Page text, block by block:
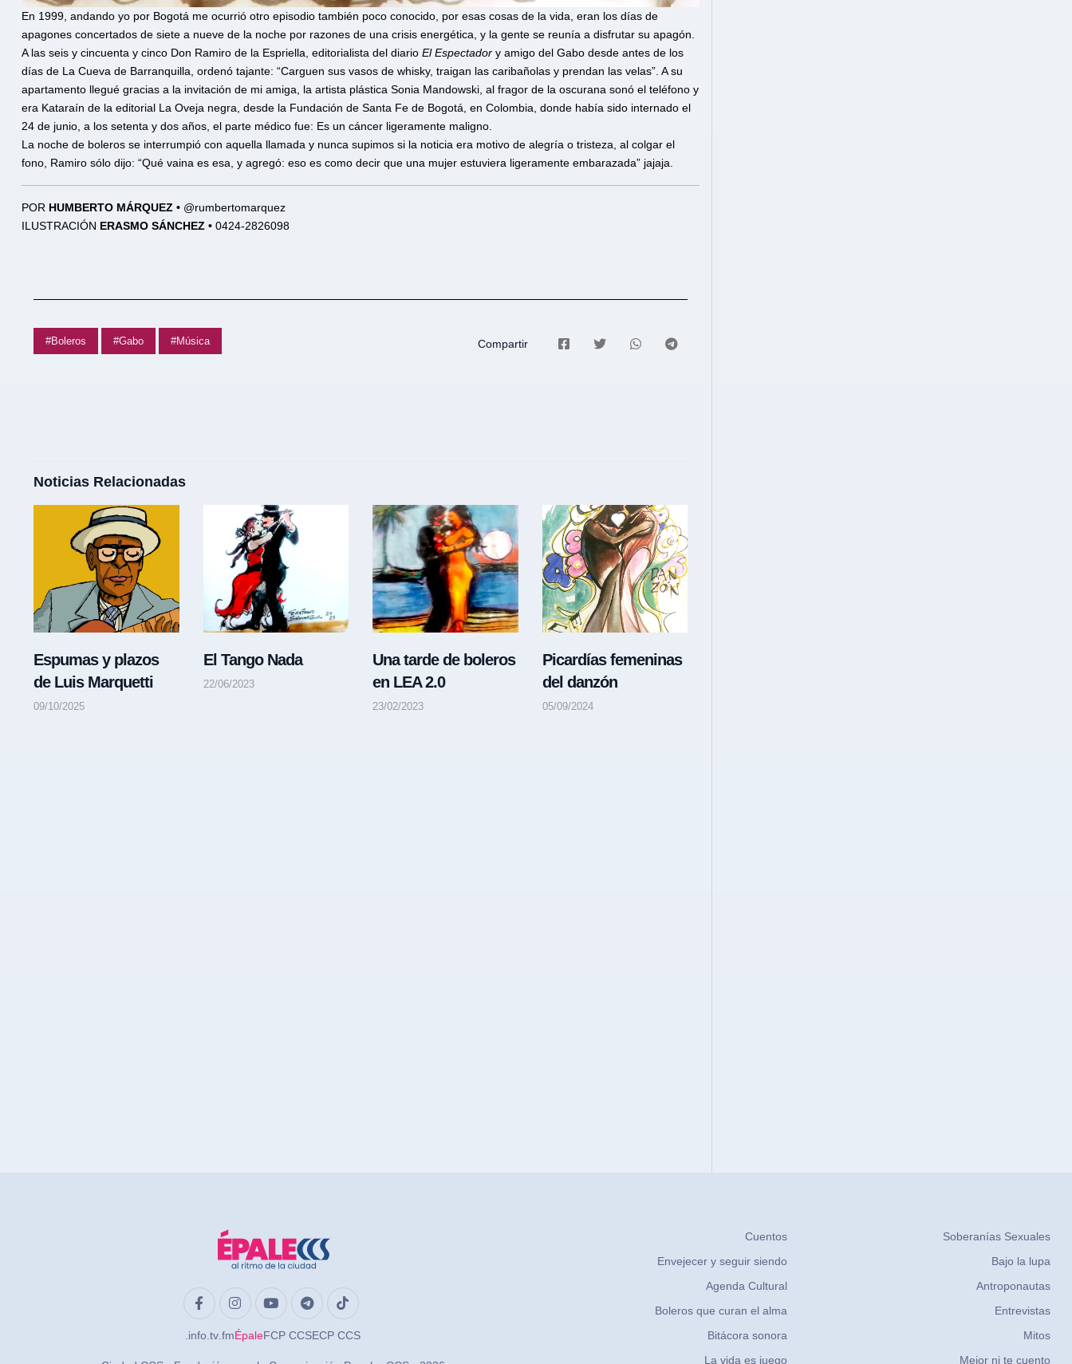
En 1999, andando yo por Bogotá me ocurrió otro episodio también poco conocido, por esas cosas de la vida, eran los días de
apagones concertados de siete a nueve de la noche por razones de una crisis energética, y la gente se reunía a disfrutar su apagón.
A las seis y cincuenta y cinco Don Ramiro de la Espriella, editorialista del diario El Espectador y amigo del Gabo desde antes de los
días de La Cueva de Barranquilla, ordenó tajante: “Carguen sus vasos de whisky, traigan las caribañolas y prendan las velas”. A su
apartamento llegué gracias a la invitación de mi amiga, la artista plástica Sonia Mandowski, al fragor de la oscurana sonó el teléfono y
era Kataraín de la editorial La Oveja negra, desde la Fundación de Santa Fe de Bogotá, en Colombia, donde había sido internado el
24 de junio, a los setenta y dos años, el parte médico fue: Es un cáncer ligeramente maligno.
La noche de boleros se interrumpió con aquella llamada y nunca supimos si la noticia era motivo de alegría o tristeza, al colgar el
fono, Ramiro sólo dijo: “Qué vaina es esa, y agregó: eso es como decir que una mujer estuviera ligeramente embarazada” jajaja.
POR HUMBERTO MÁRQUEZ • @rumbertomarquez
ILUSTRACIÓN ERASMO SÁNCHEZ • 0424-2826098
#Boleros #Gabo #Música Compartir
Noticias Relacionadas
Espumas y plazos
de Luis Marquetti
09/10/2025
El Tango Nada
22/06/2023
Una tarde de boleros
en LEA 2.0
23/02/2023
Picardías femeninas
del danzón
05/09/2024
.info .tv .fmÉpaleFCP CCSECP CCS
Cuentos
Envejecer y seguir siendo
Agenda Cultural
Boleros que curan el alma
Bitácora sonora
La vida es juego
Soberanías Sexuales
Bajo la lupa
Antroponautas
Entrevistas
Mitos
Mejor ni te cuento